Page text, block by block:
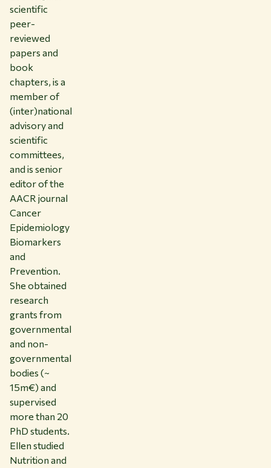
scientific
peer-
reviewed
papers and
book
chapters, is a
member of
(inter)national
advisory and
scientific
committees,
and is senior
editor of the
AACR journal
Cancer
Epidemiology
Biomarkers
and
Prevention.
She obtained
research
grants from
governmental
and non-
governmental
bodies (~
15m€) and
supervised
more than 20
PhD students.
Ellen studied
Nutrition and